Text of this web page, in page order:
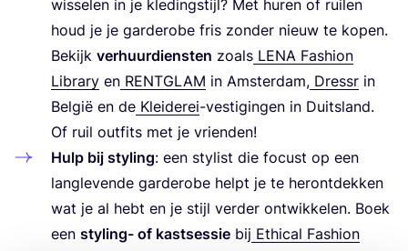
wis­se­len in je kle­ding­stijl? Met huren of rui­len
houd je je gar­de­ro­be fris zon­der nieuw te kopen.
Bekijk ver­huur­dien­sten zoals LENA Fas­hi­on
Libra­ry en RENT­GLAM in Amster­dam, Dressr in
Bel­gië en de Klei­der­ei-ves­ti­gin­gen in Duits­land.
Of ruil out­fits met je vrienden!
Hulp bij sty­ling: een sty­list die focust op een
lang­le­ven­de gar­de­ro­be helpt je te her­ont­dek­ken
wat je al hebt en je stijl ver­der ont­wik­ke­len. Boek
een sty­ling- of kast­ses­sie bij Ethi­cal Fas­hi­on